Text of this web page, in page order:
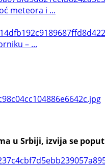
meteora i ...
– ...
u Srbiji, izvija se